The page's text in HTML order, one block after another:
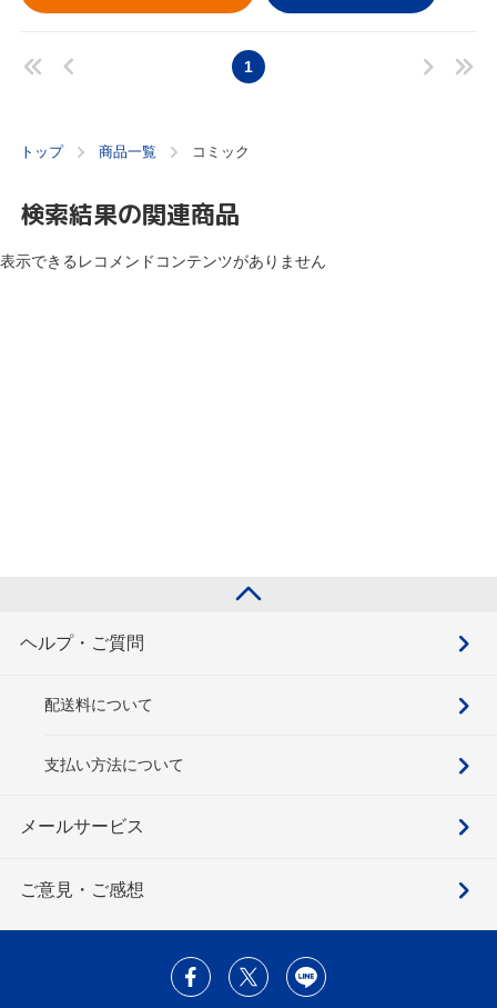
1
トップ 商品一覧 コミック
検索結果の関連商品
表示できるレコメンドコンテンツがありません
ヘルプ・ご質問
配送料について
支払い方法について
メールサービス
ご意見・ご感想